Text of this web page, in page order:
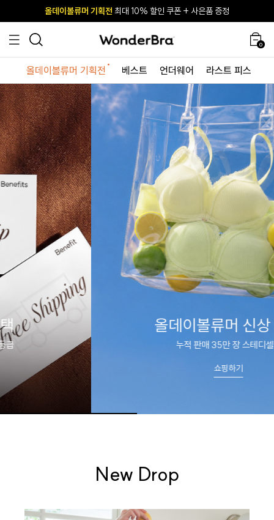
사이즈 무료 교환 서비스
올데이볼류머 기획전 최대 10% 할인 쿠폰 + 사은품 증정
사이즈 무료 교환 서비스
올데이볼류머 기획전 최대 10% 할인 쿠폰 + 사은품 증정
0
올데이볼류머 기획전 베스트 언더웨어 라스트 피스
올데이볼류머 신상 출시
누적 판매 35만 장 스테디셀러
New Drop